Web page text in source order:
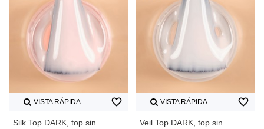
VISTA RÁPIDA
Silk Top DARK, top sin
favorite_border VISTA RÁPIDA
Veil Top DARK, top sin
favorite_border